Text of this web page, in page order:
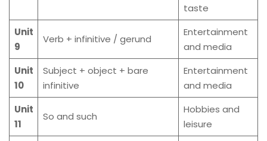
taste
Unit
9
Verb + infinitive / gerund
Entertainment
and media
Unit
10
Subject + object + bare
infinitive
Entertainment
and media
Unit
11
So and such
Hobbies and
leisure